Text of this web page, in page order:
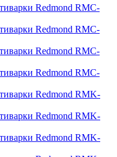
Redmond RMC-
Redmond RMC-
Redmond RMC-
Redmond RMC-
Redmond RMK-
Redmond RMK-
Redmond RMK-